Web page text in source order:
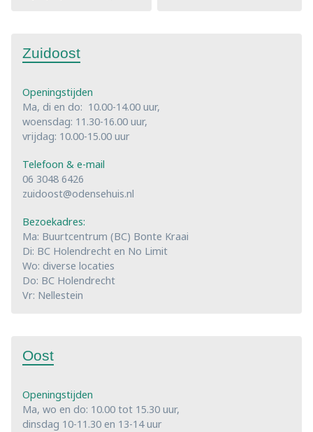
Zuidoost
Openingstijden
Ma, di en do: 10.00-14.00 uur,
woensdag: 11.30-16.00 uur,
vrijdag: 10.00-15.00 uur
Telefoon & e-mail
06 3048 6426
zuidoost@odensehuis.nl
Bezoekadres:
Ma: Buurtcentrum (BC) Bonte Kraai
Di: BC Holendrecht en No Limit
Wo: diverse locaties
Do: BC Holendrecht
Vr: Nellestein
Oost
Openingstijden
Ma, wo en do: 10.00 tot 15.30 uur,
dinsdag 10-11.30 en 13-14 uur